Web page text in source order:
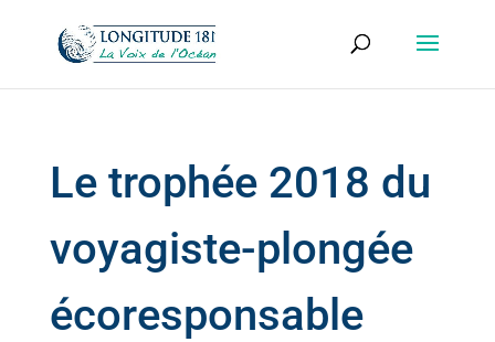
Le trophée 2018 du
voyagiste-plongée
écoresponsable